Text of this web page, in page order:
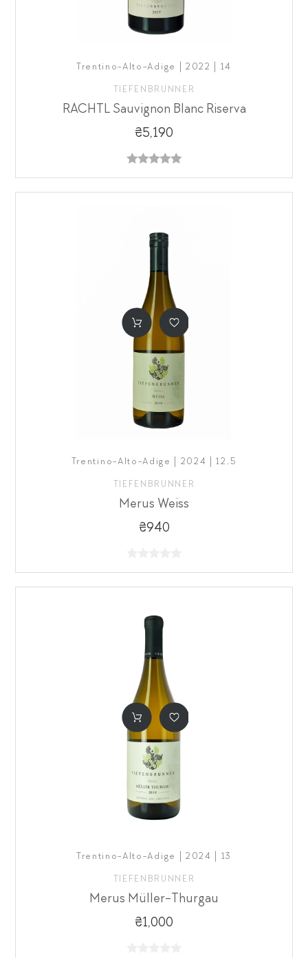
Trentino-Alto-Adige | 2022 | 14
TIEFENBRUNNER
RACHTL Sauvignon Blanc Riserva
₴5,190
Trentino-Alto-Adige | 2024 | 12,5
TIEFENBRUNNER
Merus Weiss
₴940
Trentino-Alto-Adige | 2024 | 13
TIEFENBRUNNER
Merus Müller-Thurgau
₴1,000